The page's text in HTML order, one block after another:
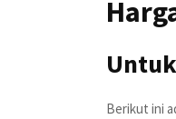
Berikut ini